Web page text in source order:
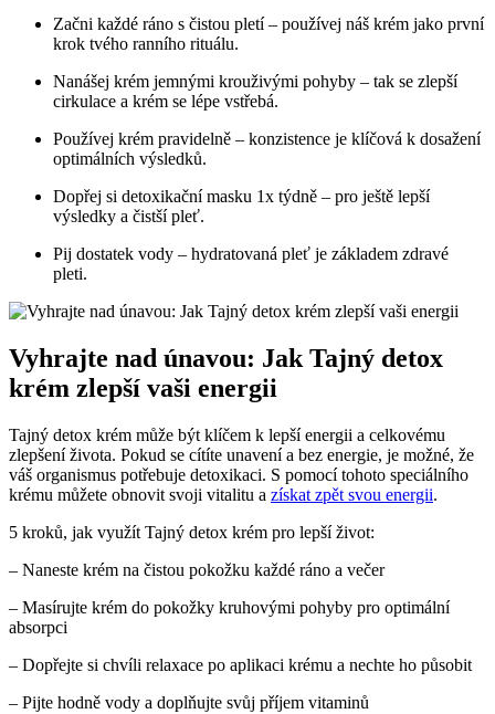
Začni každé ráno s čistou pletí – používej náš krém jako první
krok tvého ranního rituálu.
Nanášej krém jemnými krouživými pohyby – tak se zlepší
cirkulace a krém se lépe vstřebá.
Používej krém pravidelně – konzistence je klíčová k dosažení
optimálních výsledků.
Dopřej si detoxikační masku 1x týdně – pro ještě lepší
výsledky a čistší pleť.
Pij dostatek vody – hydratovaná pleť je základem zdravé
pleti.
Vyhrajte nad únavou: Jak Tajný detox
krém zlepší vaši energii
Tajný detox krém může být klíčem k lepší energii a celkovému
zlepšení života. Pokud se cítíte unavení a bez energie, je možné, že
váš organismus potřebuje detoxikaci. S pomocí tohoto speciálního
krému můžete obnovit svoji vitalitu a získat zpět svou energii.
5 kroků, jak využít Tajný detox krém pro lepší život:
– Naneste krém na čistou pokožku každé ráno a večer
– Masírujte krém do pokožky kruhovými pohyby pro optimální
absorpci
– Dopřejte si chvíli relaxace po aplikaci krému a nechte ho působit
– Pijte hodně vody a doplňujte svůj příjem vitaminů